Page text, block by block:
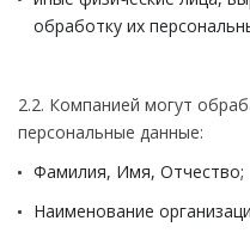
обработку их
2.2. Компанией могут
персональные данные:
Фамилия, Имя, Отчество;
Наименование